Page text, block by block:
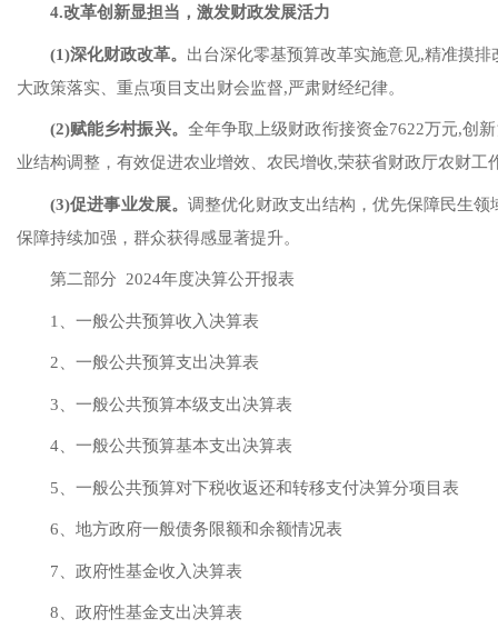
4.改革创新显担当，激发财政发展活力
(1)深化财政改革。 出台深化零基预算改革实施意见,精准摸排
大政策落实、重点项目支出财会监督,严肃财经纪律。
(2)赋能乡村振兴。 全年争取 上级财政衔接资金7622万元,创
业结构调整 ，有效促进农业增效、农民增收,荣获省财政厅农财工
(3)促进事业发展。调整优化财政支出结构，优先保障民生领
保障持续加强 ，群众获得感显著提升。
第二部分 2024年度决算公开报表
1、一般公共预算收入决算表
2、一般公共预算支出决算表
3、一般公共预算本级支出决算表
4、一般公共预算基本支出决算表
5、一般公共预算对下税收返还和转移支付决算分项目表
6、地方政府一般债务限额和余额情况表
7、政府性基金收入决算表
8、政府性基金支出决算表